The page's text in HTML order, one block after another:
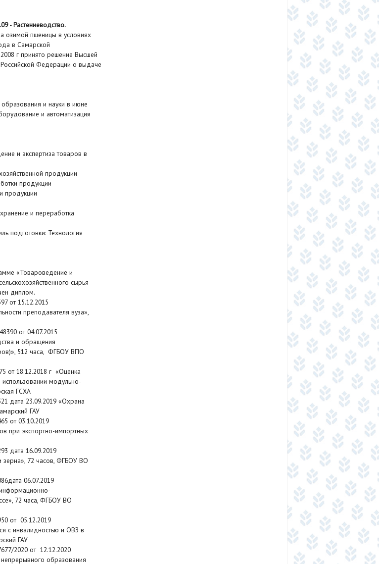
- Растениеводство.
озимой пшеницы в условиях
в Самарской
г принято решение Высшей
Российской Федерации о выдаче
и науки в июне
и автоматизация
и экспертиза товаров в
продукции
продукции
продукции
и переработка
подготовки: Технология
«Товароведение и
сырья
диплом.
от 15.12.2015
преподавателя вуза»,
от 04.07.2015
и обращения
512 часа, ФГБОУ ВПО
от 18.12.2018 г «Оценка
модульно-
ГСХА
дата 23.09.2019 «Охрана
ГАУ
от 03.10.2019
при экспортно-импортных
дата 16.09.2019
зерна», 72 часов, ФГБОУ ВО
06.07.2019
72 часа, ФГБОУ ВО
от 05.12.2019
с инвалидностью и ОВЗ в
ГАУ
2020 от 12.12.2020
образования